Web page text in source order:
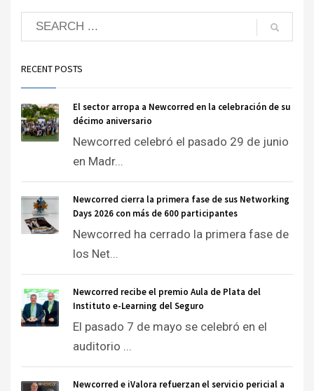
RECENT POSTS
El sector arropa a Newcorred en la celebración de su
décimo aniversario
Newcorred celebró el pasado 29 de junio
en Madr...
Newcorred cierra la primera fase de sus Networking
Days 2026 con más de 600 participantes
Newcorred ha cerrado la primera fase de
los Net...
Newcorred recibe el premio Aula de Plata del
Instituto e-Learning del Seguro
El pasado 7 de mayo se celebró en el
auditorio ...
Newcorred e iValora refuerzan el servicio pericial a